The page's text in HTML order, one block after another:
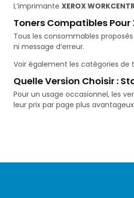
L’imprimante XEROX
Toners Compatibles Pour
Tous les consommables
ni message d’erreur.
Voir également les catégories de
Quelle Version Choisir :
Pour un usage occasionnel, les
leur prix par page plus